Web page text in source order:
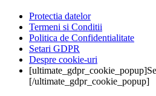
Protectia datelor
Termeni si Conditii
Politica de Confidentialitate
Setari GDPR
Despre cookie-uri
[/ultimate_gdpr_cookie_popup]